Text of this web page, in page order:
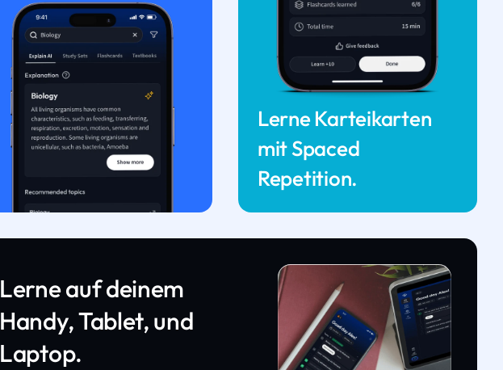
Lerne Karteikarten
mit Spaced
Repetition.
Lerne auf deinem
Handy, Tablet, und
Laptop.